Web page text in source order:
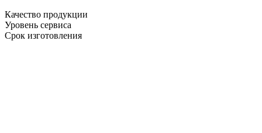
Качество продукции
Уровень сервиса
Срок изготовления